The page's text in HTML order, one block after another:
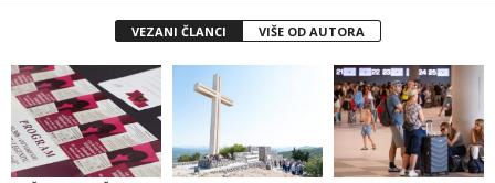
VEZANI ČLANCI VIŠE OD AUTORA